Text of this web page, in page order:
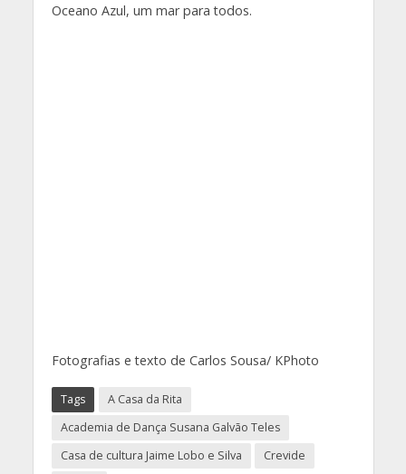
Oceano Azul, um mar para todos.
Fotografias e texto de Carlos Sousa/ KPhoto
Tags
A Casa da Rita
Academia de Dança Susana Galvão Teles
Casa de cultura Jaime Lobo e Silva
Crevide